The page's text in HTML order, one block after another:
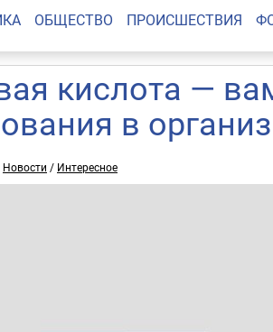
ОБЩЕСТВО ПРОИСШЕСТВИЯ
кислота —
в
Новости / Интересное